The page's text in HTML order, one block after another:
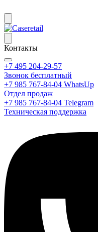
Контакты
+7 495 204-29-57
Звонок бесплатный
+7 985 767-84-04 WhatsUp
Отдел продаж
+7 985 767-84-04 Telegram
Техническая поддержка